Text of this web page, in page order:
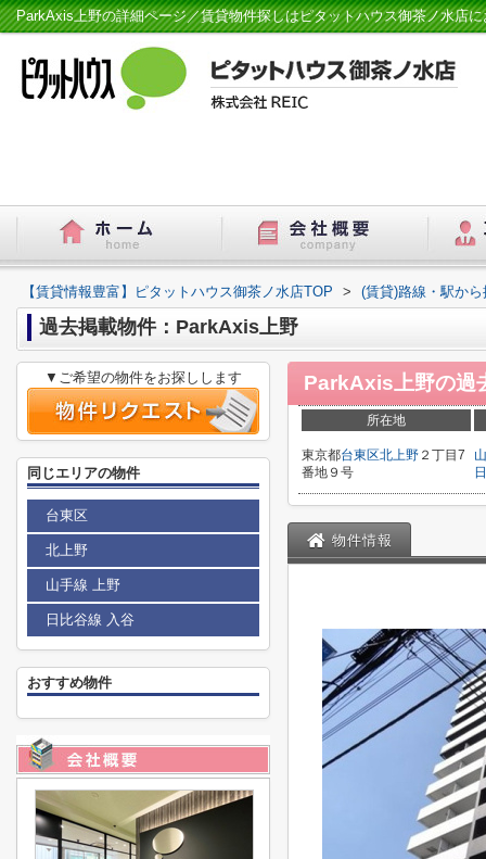
ParkAxis上野の詳細ページ／賃貸物件探しはピタットハウス御茶ノ水店
【賃貸情報豊富】ピタットハウス御茶ノ水店TOP > (賃貸)路線・駅から
過去掲載物件：ParkAxis上野
ParkAxis上野の過
所在地
東京都台東区北上野 ２丁目7
番地９号
物件情報
▼ご希望の物件をお探しします
同じエリアの物件
台東区
北上野
山手線 上野
日比谷線 入谷
おすすめ物件